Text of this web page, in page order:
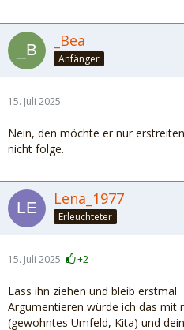
_Bea
Anfänger
15. Juli 2025
Nein, den möchte er nur
nicht folge.
Lena_1977
Erleuchteter
15. Juli 2025 +2
Lass ihn ziehen und bleib erstmal.
Argumentieren würde ich das mit
(gewohntes Umfeld, Kita) und